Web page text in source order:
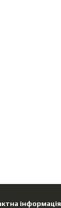
інформація